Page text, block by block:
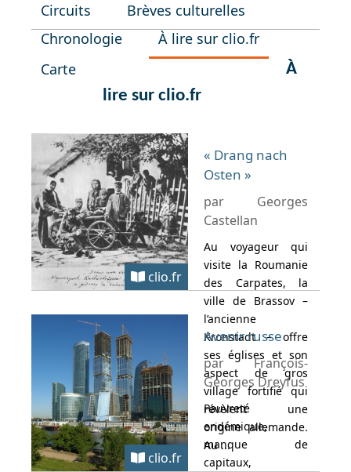
Circuits
Brèves culturelles
Chronologie
À lire sur clio.fr
Carte
À
lire sur clio.fr
clio.fr
« Drang nach
Osten »
par Georges
Castellan
Au voyageur qui
visite la Roumanie
des Carpates, la
ville de Brassov –
l’ancienne
Kronstadt – offre
ses églises et son
aspect de gros
village fortifié qui
révèlent une
origine allemande.
Au ...
clio.fr
Avenir russe
par François-
Georges Dreyfus
Pauvreté
endémique,
manque de
capitaux,